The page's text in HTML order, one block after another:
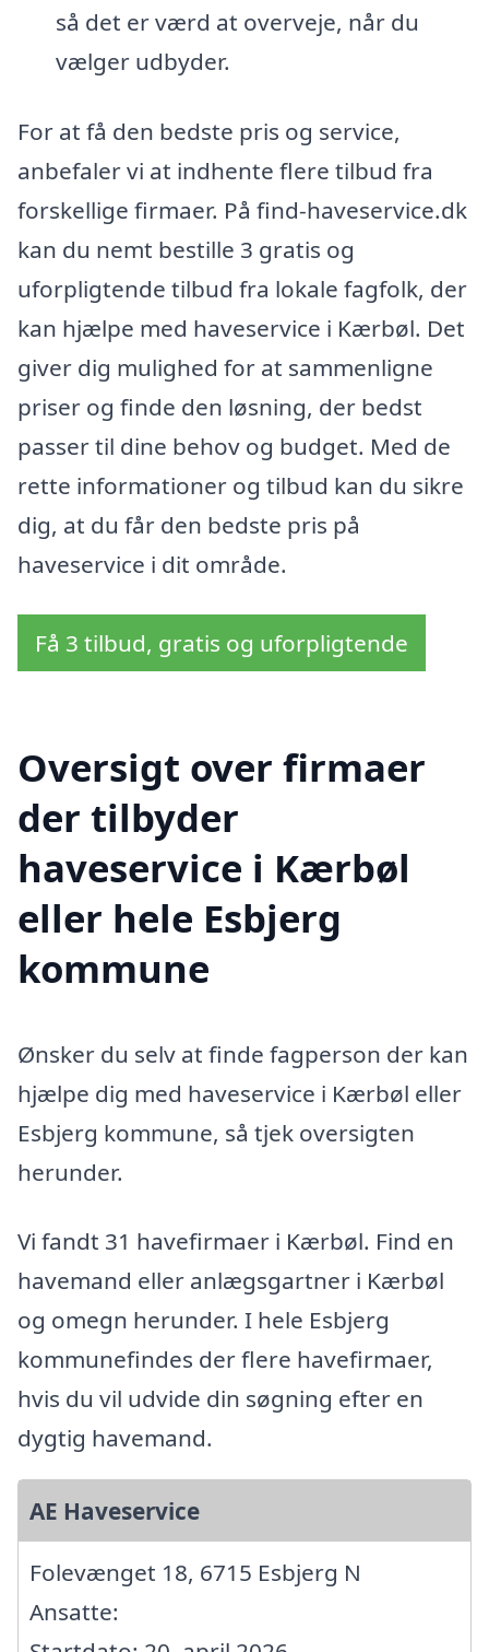
så det er værd at overveje, når du
vælger udbyder.
For at få den bedste pris og service,
anbefaler vi at indhente flere tilbud fra
forskellige firmaer. På find-haveservice.dk
kan du nemt bestille 3 gratis og
uforpligtende tilbud fra lokale fagfolk, der
kan hjælpe med haveservice i Kærbøl. Det
giver dig mulighed for at sammenligne
priser og finde den løsning, der bedst
passer til dine behov og budget. Med de
rette informationer og tilbud kan du sikre
dig, at du får den bedste pris på
haveservice i dit område.
Få 3 tilbud, gratis og uforpligtende
Oversigt over firmaer
der tilbyder
haveservice i Kærbøl
eller hele Esbjerg
kommune
Ønsker du selv at finde fagperson der kan
hjælpe dig med haveservice i Kærbøl eller
Esbjerg kommune, så tjek oversigten
herunder.
Vi fandt 31 havefirmaer i Kærbøl. Find en
havemand eller anlægsgartner i Kærbøl
og omegn herunder. I hele Esbjerg
kommunefindes der flere havefirmaer,
hvis du vil udvide din søgning efter en
dygtig havemand.
AE Haveservice
Folevænget 18, 6715 Esbjerg N
Ansatte: